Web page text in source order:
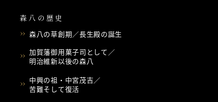
森八の歴史
森八の草創期／長生殿の誕生
加賀藩御用菓子司として／
明治維新以後の森八
中興の祖・中宮茂吉／
苦難そして復活